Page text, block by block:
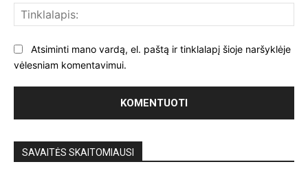
Atsiminti mano vardą, el. paštą ir tinklalapį šioje naršyklėje
vėlesniam komentavimui.
SAVAITĖS SKAITOMIAUSI